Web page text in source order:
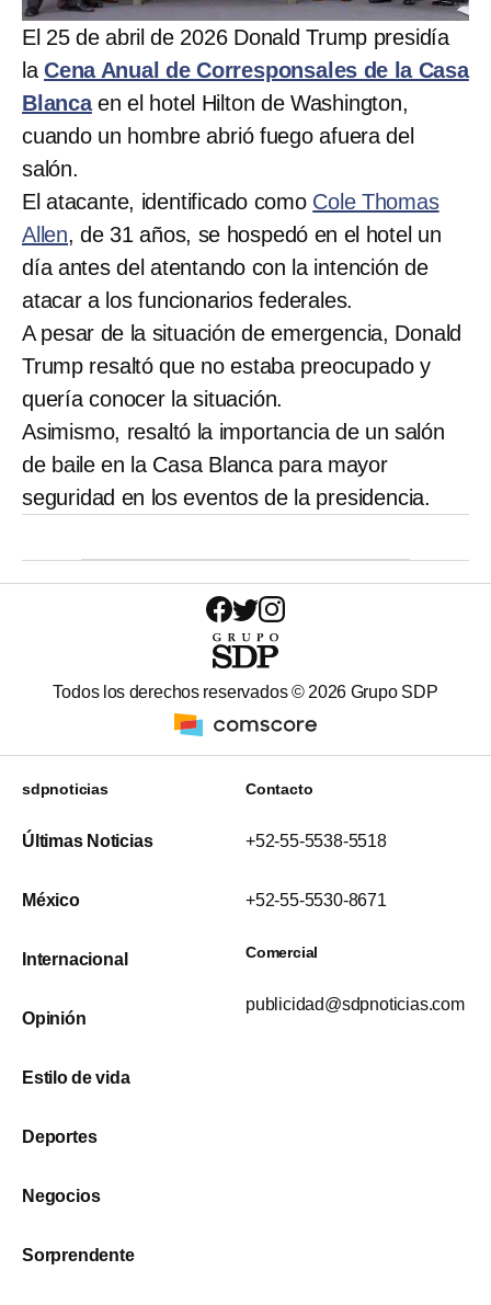
El 25 de abril de 2026 Donald Trump presidía
laCena Anual de Corresponsales de la Casa
Blancaen el hotel Hilton de Washington,
cuando un hombre abrió fuego afuera del
salón.
El atacante, identificado como Cole Thomas
Allen, de 31 años, se hospedó en el hotel un
día antes del atentando con la intención de
atacar a los funcionarios federales.
A pesar de la situación de emergencia, Donald
Trump resaltó que no estaba preocupado y
quería conocer la situación.
Asimismo, resaltó la importancia de un salón
de baile en la Casa Blanca para mayor
seguridad en los eventos de la presidencia.
Todos los derechos reservados © 2026 Grupo SDP
sdpnoticias
Últimas Noticias
México
Internacional
Opinión
Estilo de vida
Deportes
Negocios
Sorprendente
Contacto
+52-55-5538-5518
+52-55-5530-8671
Comercial
publicidad@sdpnoticias.com